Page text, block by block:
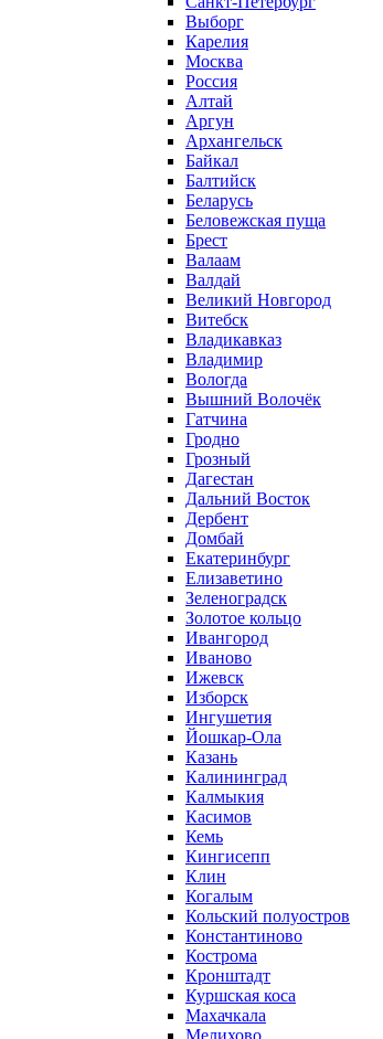
Выборг
Карелия
Москва
Россия
Алтай
Аргун
Архангельск
Байкал
Балтийск
Беларусь
Беловежская пуща
Брест
Валаам
Валдай
Великий Новгород
Витебск
Владикавказ
Владимир
Вологда
Вышний Волочёк
Гатчина
Гродно
Грозный
Дагестан
Дальний Восток
Дербент
Домбай
Екатеринбург
Елизаветино
Зеленоградск
Золотое кольцо
Ивангород
Иваново
Ижевск
Изборск
Ингушетия
Йошкар-Ола
Казань
Калининград
Калмыкия
Касимов
Кемь
Кингисепп
Клин
Когалым
Кольский полуостров
Константиново
Кострома
Кронштадт
Куршская коса
Махачкала
Мелихово